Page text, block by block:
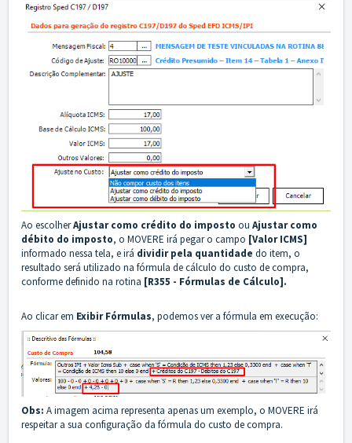
Ao escolherAjustar como crédito do imposto ou Ajustar como
débito do imposto, o MOVERE irá pegar o campo [Valor ICMS]
informado nessa tela, e irá dividir pela quantidade do item, o
resultado será utilizado na fórmula de cálculo do custo de compra,
conforme definido na rotina [R355 - Fórmulas de Cálculo].
Ao clicar em Exibir Fórmulas, podemos ver a fórmula em execução:
Obs: A imagem acima representa apenas um exemplo, o MOVERE irá
respeitar a sua configuração da fórmula do custo de compra.